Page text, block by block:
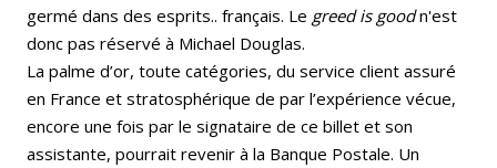
germé dans des esprits.. français. Le greed is goodn'est
donc pas réservé à Michael Douglas.
La palme d’or, toute catégories, du service client assuré
en France et stratosphérique de par l’expérience vécue,
encore une fois par le signataire de ce billet et son
assistante, pourrait revenir à la Banque Postale. Un